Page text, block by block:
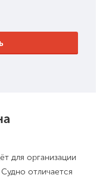
для организации
отличается